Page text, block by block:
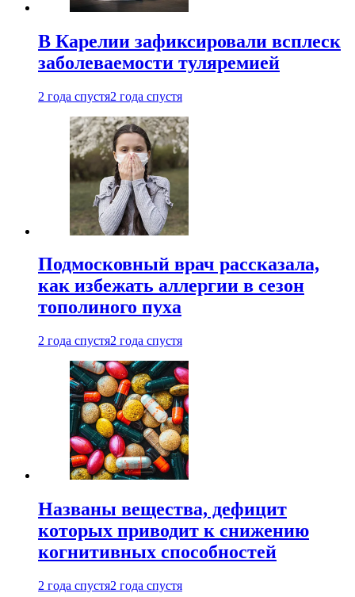
В Карелии зафиксировали всплеск
заболеваемости туляремией
2 года спустя2 года спустя
Подмосковный врач рассказала,
как избежать аллергии в сезон
тополиного пуха
2 года спустя2 года спустя
Названы вещества, дефицит
которых приводит к снижению
когнитивных способностей
2 года спустя2 года спустя